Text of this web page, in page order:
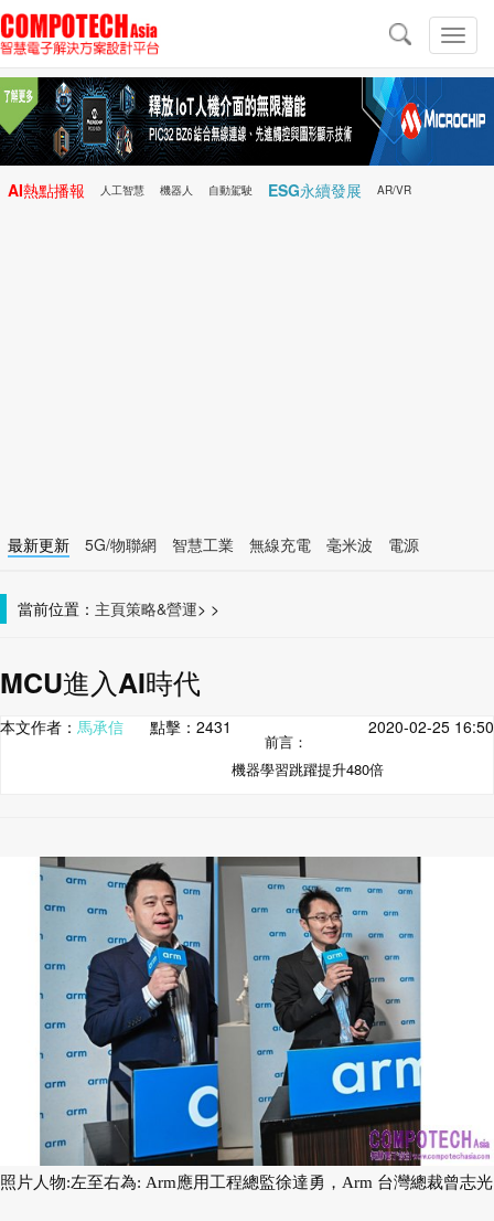
切
換
導
導
航
AI熱點播報 人工智慧 機器人 自動駕駛 ESG永續發展 AR/VR
最新更新 5G/物聯網 智慧工業 無線充電 毫米波
電源
當前位置： 主頁 >
策略&營運 >
MCU進入AI時代
本文作者： 馬承信 點擊： 2431 2020-02-25 16:50
前言：
機器學習跳躍提升480倍
照片人物:左至右為: Arm應用工程總監徐達勇，Arm 台灣總裁曾志光